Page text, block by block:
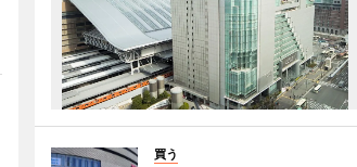
買う